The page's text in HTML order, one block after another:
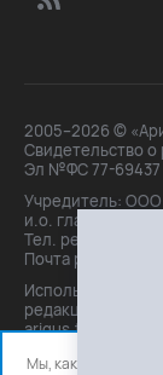
2005–2026 ©
Свидетельство
Эл №ФС 77-69437
Учредитель: ООО
и.о. главного
Тел. peдakции:
Почта peдakции:
Использование
редакции. При
arigus.tv
Мы, как и все